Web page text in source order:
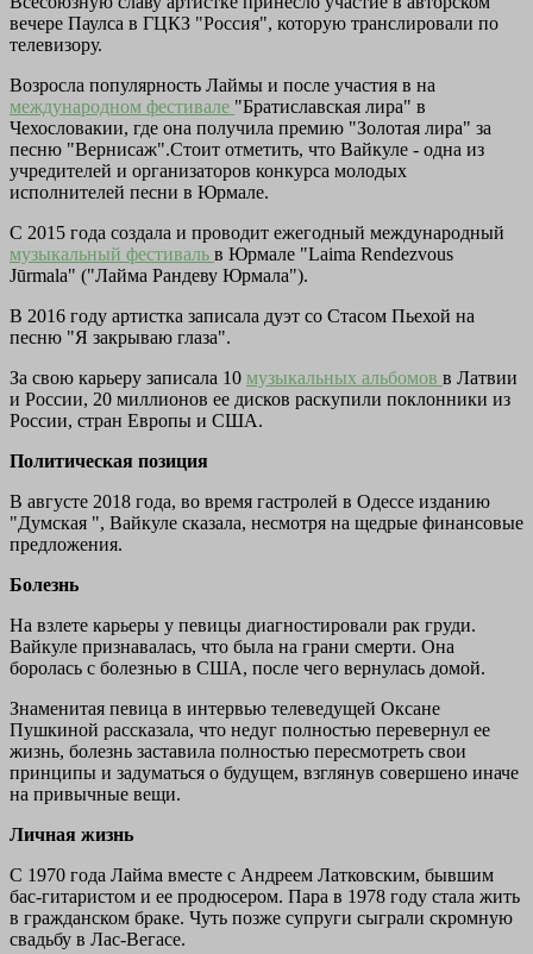
вечере Паулса в ГЦКЗ "Россия", которую транслировали по
телевизору.
Возросла популярность Лаймы и после участия в на
международном фестивале "Братиславская лира" в
Чехословакии, где она получила премию "Золотая лира" за
песню "Вернисаж".Стоит отметить, что Вайкуле - одна из
учредителей и организаторов конкурса молодых
исполнителей песни в Юрмале.
С 2015 года создала и проводит ежегодный международный
музыкальный фестиваль в Юрмале "Laima Rendezvous
Jūrmala" ("Лайма Рандеву Юрмала").
В 2016 году артистка записала дуэт со Стасом Пьехой на
песню "Я закрываю глаза".
За свою карьеру записала 10 музыкальных альбомов в Латвии
и России, 20 миллионов ее дисков раскупили поклонники из
России, стран Европы и США.
Политическая позиция
В августе 2018 года, во время гастролей в Одессе изданию
"Думская ", Вайкуле сказала, несмотря на щедрые финансовые
предложения.
Болезнь
На взлете карьеры у певицы диагностировали рак груди.
Вайкуле признавалась, что была на грани смерти. Она
боролась с болезнью в США, после чего вернулась домой.
Знаменитая певица в интервью телеведущей Оксане
Пушкиной рассказала, что недуг полностью перевернул ее
жизнь, болезнь заставила полностью пересмотреть свои
принципы и задуматься о будущем, взглянув совершено иначе
на привычные вещи.
Личная жизнь
С 1970 года Лайма вместе с Андреем Латковским, бывшим
бас-гитаристом и ее продюсером. Пара в 1978 году стала жить
в гражданском браке. Чуть позже супруги сыграли скромную
свадьбу в Лас-Вегасе.